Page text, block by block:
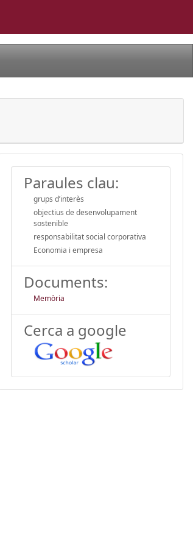
Paraules clau:
grups d’interès
objectius de desenvolupament
sostenible
responsabilitat social corporativa
Economia i empresa
Documents:
Memòria
Cerca a google